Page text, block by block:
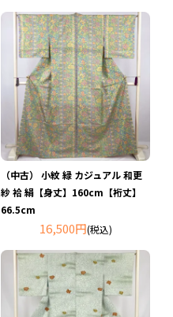
（中古） 小紋 緑 カジュアル 和更
紗 袷 絹【身丈】160cm【裄丈】
66.5cm
16,500円(税込)